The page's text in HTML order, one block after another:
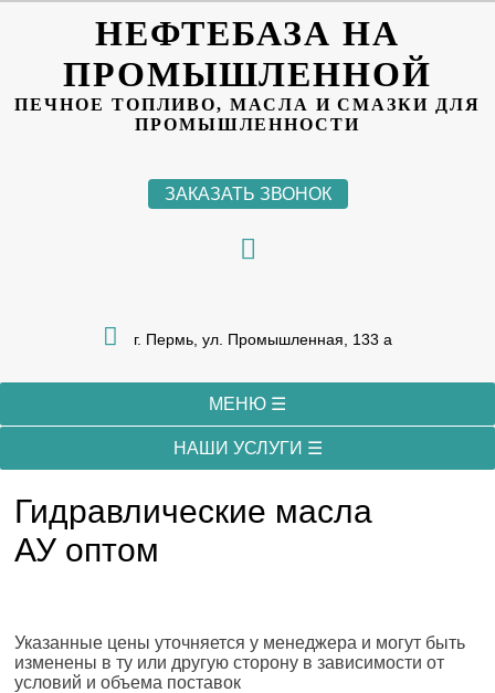
НЕФТЕБАЗА НА
ПРОМЫШЛЕННОЙ
ПЕЧНОЕ ТОПЛИВО, МАСЛА И СМАЗКИ ДЛЯ
ПРОМЫШЛЕННОСТИ
ЗАКАЗАТЬ ЗВОНОК
г. Пермь, ул. Промышленная, 133 а
Гидравлические масла
АУ оптом
Указанные цены уточняется у менеджера и могут быть
изменены в ту или другую сторону в зависимости от
условий и объема поставок